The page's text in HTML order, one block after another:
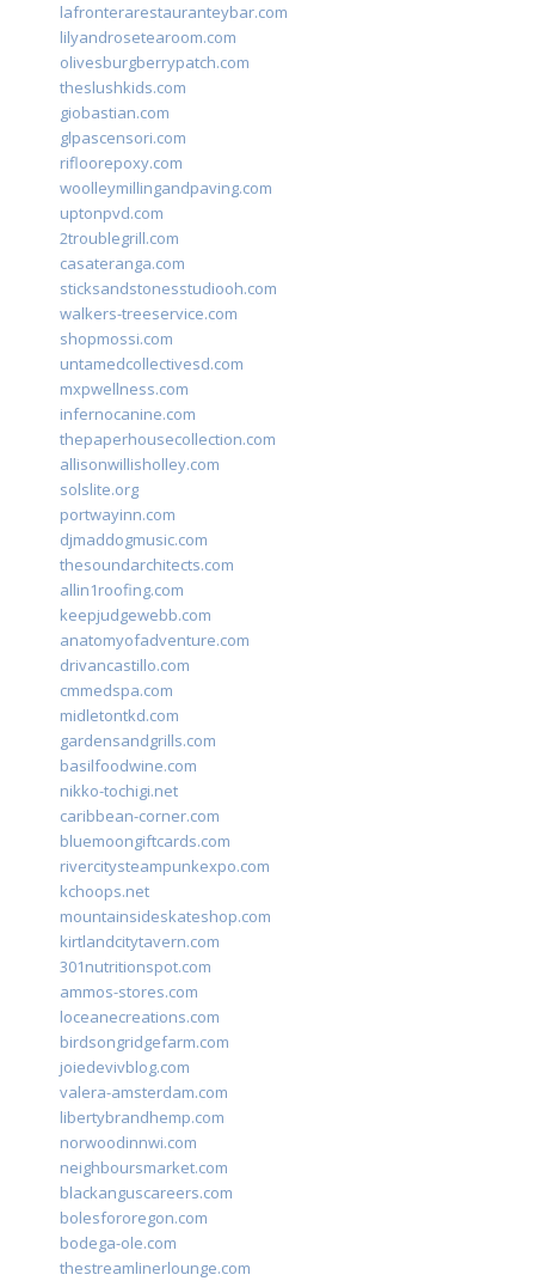
lafronterarestauranteybar.com
lilyandrosetearoom.com
olivesburgberrypatch.com
theslushkids.com
giobastian.com
glpascensori.com
rifloorepoxy.com
woolleymillingandpaving.com
uptonpvd.com
2troublegrill.com
casateranga.com
sticksandstonesstudiooh.com
walkers-treeservice.com
shopmossi.com
untamedcollectivesd.com
mxpwellness.com
infernocanine.com
thepaperhousecollection.com
allisonwillisholley.com
solslite.org
portwayinn.com
djmaddogmusic.com
thesoundarchitects.com
allin1roofing.com
keepjudgewebb.com
anatomyofadventure.com
drivancastillo.com
cmmedspa.com
midletontkd.com
gardensandgrills.com
basilfoodwine.com
nikko-tochigi.net
caribbean-corner.com
bluemoongiftcards.com
rivercitysteampunkexpo.com
kchoops.net
mountainsideskateshop.com
kirtlandcitytavern.com
301nutritionspot.com
ammos-stores.com
loceanecreations.com
birdsongridgefarm.com
joiedevivblog.com
valera-amsterdam.com
libertybrandhemp.com
norwoodinnwi.com
neighboursmarket.com
blackanguscareers.com
bolesfororegon.com
bodega-ole.com
thestreamlinerlounge.com